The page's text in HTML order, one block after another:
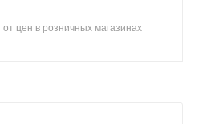
цен в розничных магазинах